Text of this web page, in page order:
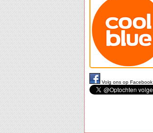
Volg ons op Facebook